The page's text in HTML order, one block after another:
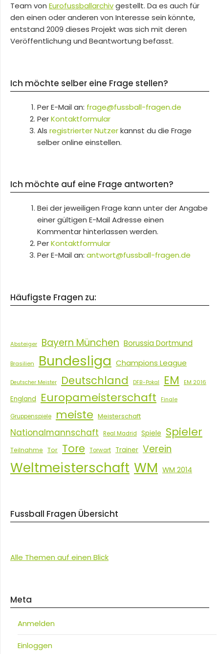
Team von Eurofussballarchivgestellt. Da es auch für
den einen oder anderen von Interesse sein könnte,
entstand 2009 dieses Projekt was sich mit deren
Veröffentlichung und Beantwortung befasst.
Ich möchte selber eine Frage stellen?
Per E-Mail an: frage@fussball-fragen.de
PerKontaktformular
Als registrierter Nutzerkannst du die Frage
selber online einstellen.
Ich möchte auf eine Frage antworten?
Bei der jeweiligen Frage kann unter der Angabe
einer gültigen E-Mail Adresse einen
Kommentar hinterlassen werden.
PerKontaktformular
Per E-Mail an: antwort@fussball-fragen.de
Häufigste Fragen zu:
Absteiger Bayern München Borussia Dortmund
Brasilien Bundesliga Champions League
Deutscher Meister Deutschland DFB-Pokal EM EM 2016
England Europameisterschaft Finale
Gruppenspiele meiste Meisterschaft
Nationalmannschaft Real Madrid Spiele Spieler
Teilnahme Tor Tore Torwart Trainer Verein
Weltmeisterschaft WM WM 2014
Fussball Fragen Übersicht
Alle Themen auf einen Blick
Meta
Anmelden
Einloggen